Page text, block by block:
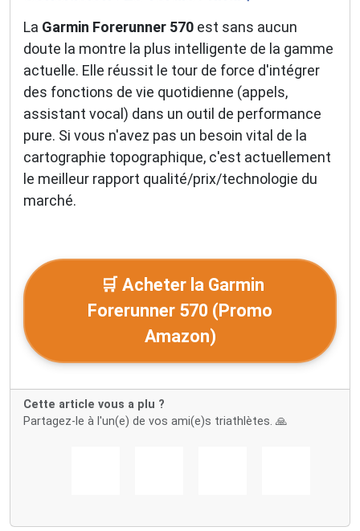
La Garmin Forerunner 570 est sans aucun
doute la montre la plus intelligente de la gamme
actuelle. Elle réussit le tour de force d'intégrer
des fonctions de vie quotidienne (appels,
assistant vocal) dans un outil de performance
pure. Si vous n'avez pas un besoin vital de la
cartographie topographique, c'est actuellement
le meilleur rapport qualité/prix/technologie du
marché.
🛒 Acheter la Garmin
Forerunner 570 (Promo
Amazon)
Cette article vous a plu ?
Partagez-le à l'un(e) de vos ami(e)s triathlètes. 🙏